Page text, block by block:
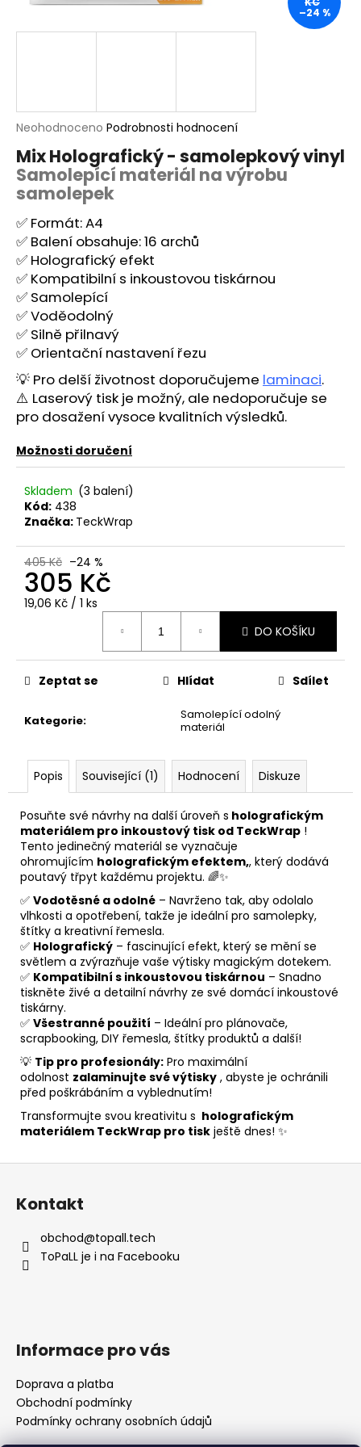
Průměrné
produktu
je
0,0
z
5
hvězdiček.
Neohodnoceno Podrobnosti hodnocení
Mix Holografický - samolepkový vinyl
Samolepící materiál na výrobu
samolepek
✅ Formát: A4
✅ Balení obsahuje: 16 archů
✅ Holografický efekt
✅ Kompatibilní s inkoustovou tiskárnou
✅ Samolepící
✅ Voděodolný
✅ Silně přilnavý
✅ Orientační nastavení řezu
💡 Pro delší životnost doporučujeme laminaci.
⚠️ Laserový tisk je možný, ale nedoporučuje se
pro dosažení vysoce kvalitních výsledků.
Možnosti doručení
Skladem (3 balení)
Kód: 438
Značka: TeckWrap
405 Kč –24 %
305 Kč
Měrná
19,06 Kč / 1 ks
DO KOŠÍKU
Kategorie:
Samolepící odolný
materiál
Zeptat se Hlídat Sdílet
–24 %
Popis Související (1) Hodnocení Diskuze
Posuňte své návrhy na další úroveň s holografickým
materiálem pro inkoustový tisk od TeckWrap !
Tento jedinečný materiál se vyznačuje
ohromujícím holografickým efektem,, který dodává
poutavý třpyt každému projektu. 🌈✨
✅ Vodotěsné a odolné – Navrženo tak, aby odolalo
vlhkosti a opotřebení, takže je ideální pro samolepky,
štítky a kreativní řemesla.
✅ Holografický – fascinující efekt, který se mění se
světlem a zvýrazňuje vaše výtisky magickým dotekem.
✅ Kompatibilní s inkoustovou tiskárnou – Snadno
tiskněte živé a detailní návrhy ze své domácí inkoustové
tiskárny.
✅ Všestranné použití – Ideální pro plánovače,
scrapbooking, DIY řemesla, štítky produktů a další!
💡 Tip pro profesionály: Pro maximální
odolnost zalaminujte své výtisky , abyste je ochránili
před poškrábáním a vyblednutím!
Transformujte svou kreativitu s holografickým
materiálem TeckWrap pro tisk ještě dnes! ✨
j
?
D
o
p
o
r
u
č
u
j
e
e
Kontakt
obchod@topall.tech
ToPaLL je i na Facebooku
Informace pro vás
Doprava a platba
Obchodní podmínky
Podmínky ochrany osobních údajů